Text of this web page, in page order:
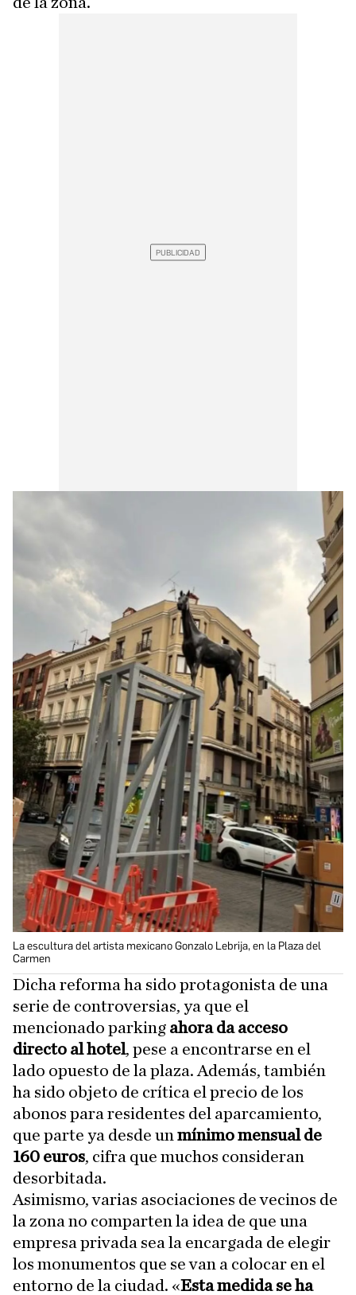
La escultura del artista mexicano Gonzalo Lebrija, en la Plaza del
Carmen
Dicha reforma ha sido protagonista de una
serie de controversias, ya que el
mencionado parking ahora da acceso
directo al hotel, pese a encontrarse en el
lado opuesto de la plaza. Además, también
ha sido objeto de crítica el precio de los
abonos para residentes del aparcamiento,
que parte ya desde un mínimo mensual de
160 euros, cifra que muchos consideran
desorbitada.
Asimismo, varias asociaciones de vecinos de
la zona no comparten la idea de que una
empresa privada sea la encargada de elegir
los monumentos que se van a colocar en el
entorno de la ciudad. «Esta medida se ha